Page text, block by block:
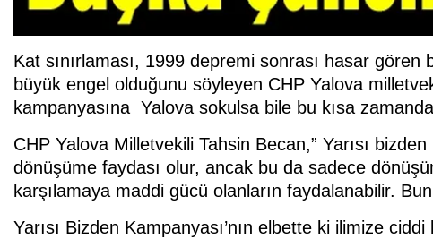
Kat sınırlaması, 1999 depremi sonrası hasar
büyük engel olduğunu söyleyen CHP Yalova
kampanyasına Yalova sokulsa bile bu kısa
CHP Yalova Milletvekili Tahsin Becan,” Yarısı
dönüşüme faydası olur, ancak bu da sadece
karşılamaya maddi gücü olanların faydalanabilir.
Yarısı Bizden Kampanyası’nın elbette ki ilimize